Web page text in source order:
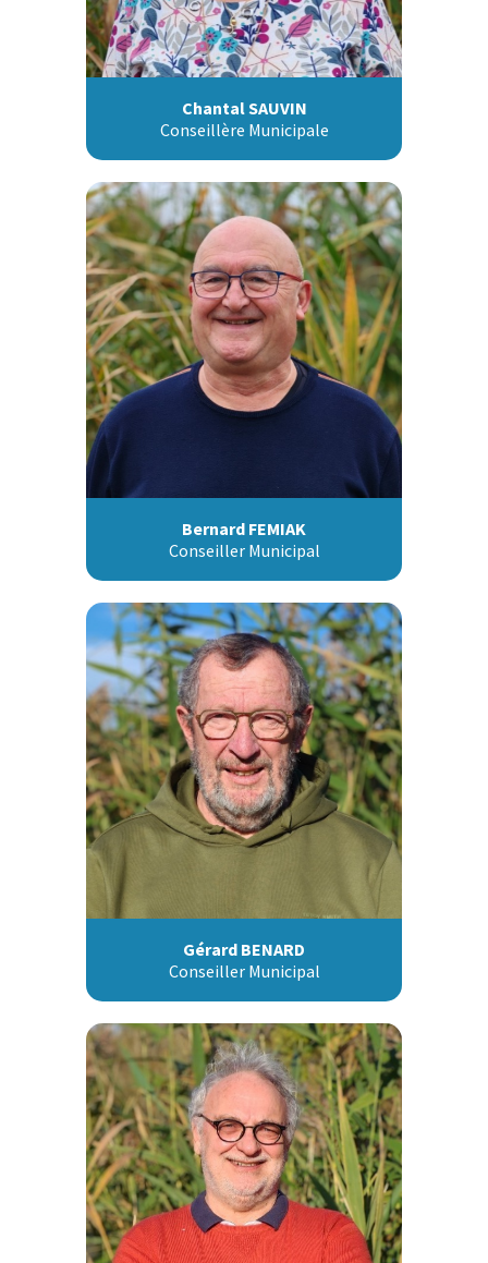
Chantal SAUVIN
Conseillère Municipale
Bernard FEMIAK
Conseiller Municipal
Gérard BENARD
Conseiller Municipal